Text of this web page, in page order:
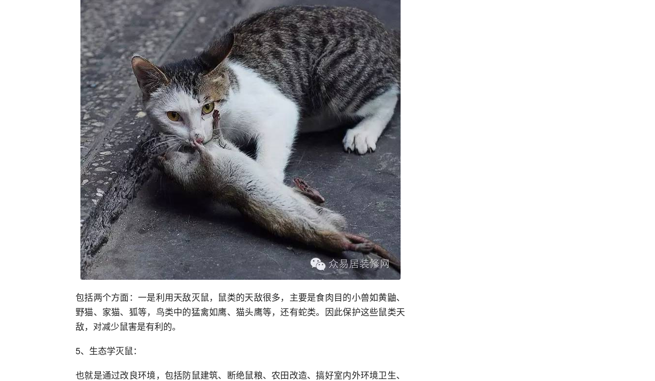
包括两个方面：一是利用天敌灭鼠，鼠类的天敌很多，主要是食肉目的小兽如黄鼬、
野猫、家猫、狐等，鸟类中的猛禽如鹰、猫头鹰等，还有蛇类。因此保护这些鼠类天
敌，对减少鼠害是有利的。
5、生态学灭鼠：
也就是通过改良环境，包括防鼠建筑、断绝鼠粮、农田改造、搞好室内外环境卫生、